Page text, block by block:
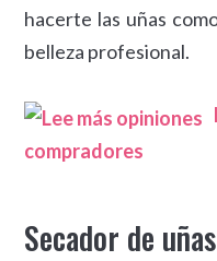
hacerte las uñas
belleza profesional.
compradores
Secador de